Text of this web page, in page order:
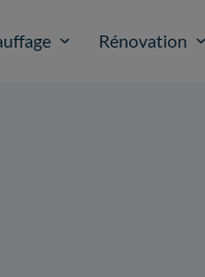
Rénovation